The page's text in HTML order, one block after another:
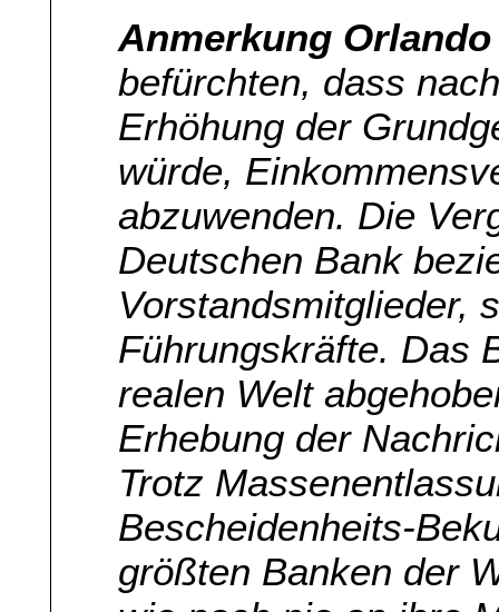
Anmerkung
befürchten, dass
Erhöhung der
würde,
abzuwenden. Die
Deutschen Bank
Vorstandsmitglieder,
Führungskräfte. Das
realen Welt
Erhebung der
Trotz
Bescheidenheits-
größten Banken der